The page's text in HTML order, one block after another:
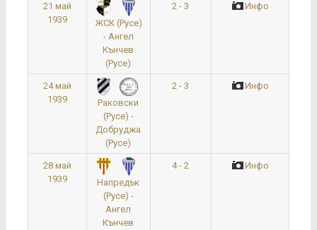
21 май
1939
ЖСК (Русе)
- Ангел
Кънчев
(Русе)
2 - 3 Инфо
24 май
1939
Раковски
(Русе) -
Добруджа
(Русе)
2 - 3 Инфо
28 май
1939
Напредък
(Русе) -
Ангел
Кънчев
4 - 2 Инфо